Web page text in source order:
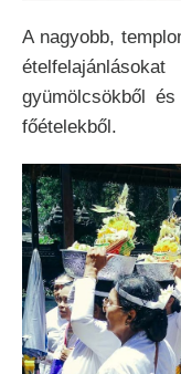
A nagyobb,
gyümölcsökből
főételekből.